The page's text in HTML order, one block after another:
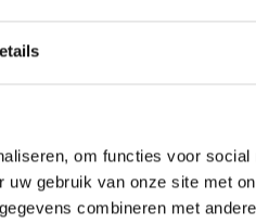
om functies voor social
gebruik van onze site met
combineren met
Bachelor Tourism studie
mijn diploma en